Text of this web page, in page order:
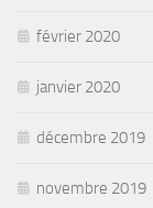
février 2020
janvier 2020
décembre 2019
novembre 2019